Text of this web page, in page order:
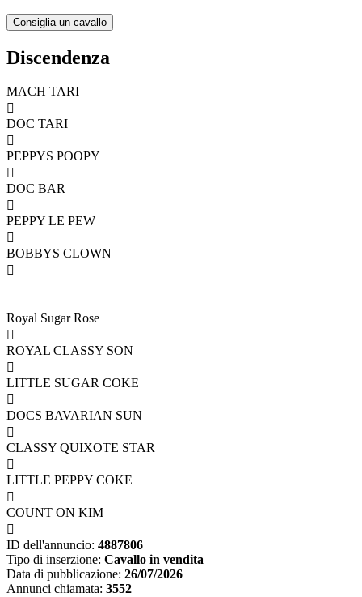
Discendenza
MACH TARI

DOC TARI

PEPPYS POOPY

DOC BAR

PEPPY LE PEW

BOBBYS CLOWN

Royal Sugar Rose

ROYAL CLASSY SON

LITTLE SUGAR COKE

DOCS BAVARIAN SUN

CLASSY QUIXOTE STAR

LITTLE PEPPY COKE

COUNT ON KIM

ID dell'annuncio: 4887806
Tipo di inserzione: Cavallo in vendita
Data di pubblicazione: 26/07/2026
Annunci chiamata: 3552